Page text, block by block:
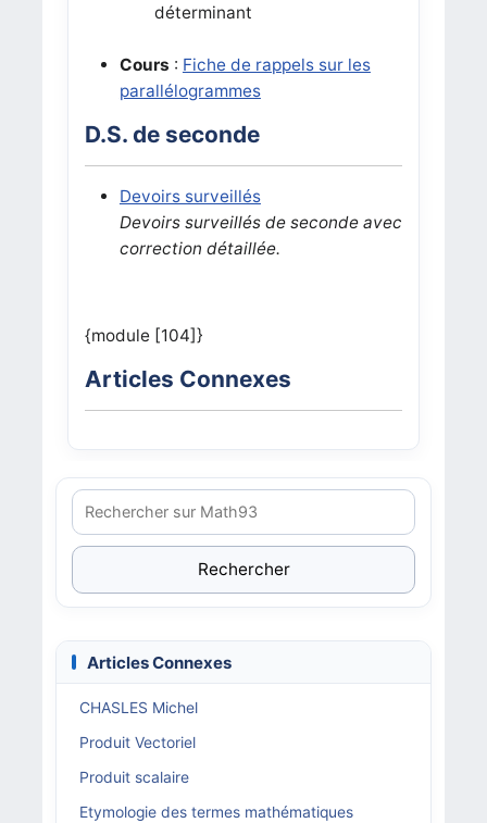
déterminant
Cours : Fiche de rappels sur les
parallélogrammes
D.S. de seconde
Devoirs surveillés
Devoirs surveillés de seconde avec
correction détaillée.
{module [104]}
Articles Connexes
Rechercher
Articles Connexes
CHASLES Michel
Produit Vectoriel
Produit scalaire
Etymologie des termes mathématiques